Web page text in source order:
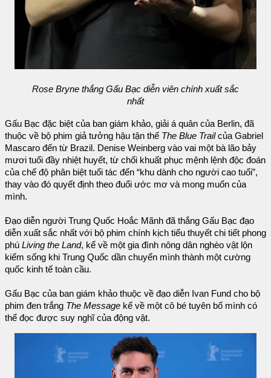
Rose Bryne thắng Gấu Bạc diễn viên chính xuất sắc
nhất
Gấu Bạc đặc biệt của ban giám khảo, giải á quân của Berlin, đã
thuộc về bộ phim giả tưởng hậu tận thế The Blue Trailcủa Gabriel
Mascaro đến từ Brazil. Denise Weinberg vào vai một bà lão bảy
mươi tuổi đầy nhiệt huyết, từ chối khuất phục mệnh lệnh độc đoán
của chế độ phân biệt tuổi tác đến “khu dành cho người cao tuổi”,
thay vào đó quyết định theo đuổi ước mơ và mong muốn của
mình.
Đạo diễn người Trung Quốc Hoắc Mãnh đã thắng Gấu Bạc đạo
diễn xuất sắc nhất với bộ phim chính kịch tiểu thuyết chi tiết phong
phú Living the Land, kể về một gia đình nông dân nghèo vật lộn
kiếm sống khi Trung Quốc dần chuyển mình thành một cường
quốc kinh tế toàn cầu.
Gấu Bạc của ban giám khảo thuộc về đạo diễn Ivan Fund cho bộ
phim đen trắng The Message kể về một cô bé tuyên bố mình có
thể đọc được suy nghĩ của động vật.